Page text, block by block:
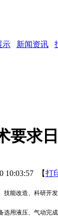
示 新闻资讯
要求
10:03:57 【打
技能改造、科研开
选用液压、气动完